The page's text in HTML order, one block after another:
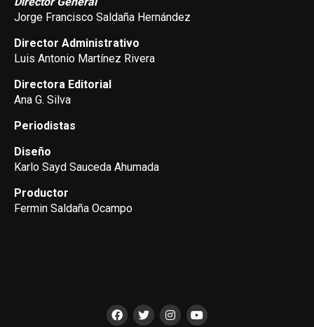
Jorge Francisco Saldaña Hernández
Director Administrativo
Luis Antonio Martínez Rivera
Directora Editorial
Ana G. Silva
Periodistas
Diseño
Karlo Sayd Sauceda Ahumada
Productor
Fermin Saldaña Ocampo